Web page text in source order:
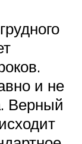
и не
Верный